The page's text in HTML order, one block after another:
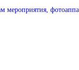
мероприятия,